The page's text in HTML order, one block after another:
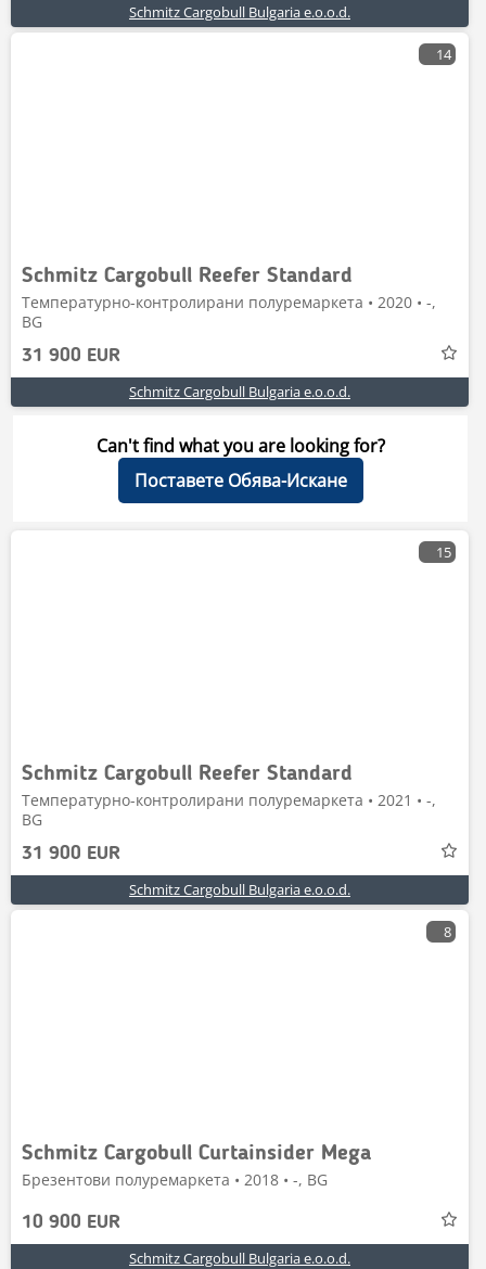
Schmitz Cargobull Bulgaria e.o.o.d.
14
Schmitz Cargobull Reefer Standard
Температурно-контролирани полуремаркета • 2020 • -,
BG
31 900 EUR
Schmitz Cargobull Bulgaria e.o.o.d.
Can't find what you are looking for?
Поставете Обява-Искане
15
Schmitz Cargobull Reefer Standard
Температурно-контролирани полуремаркета • 2021 • -,
BG
31 900 EUR
Schmitz Cargobull Bulgaria e.o.o.d.
8
Schmitz Cargobull Curtainsider Mega
Брезентови полуремаркета • 2018 • -, BG
10 900 EUR
Schmitz Cargobull Bulgaria e.o.o.d.